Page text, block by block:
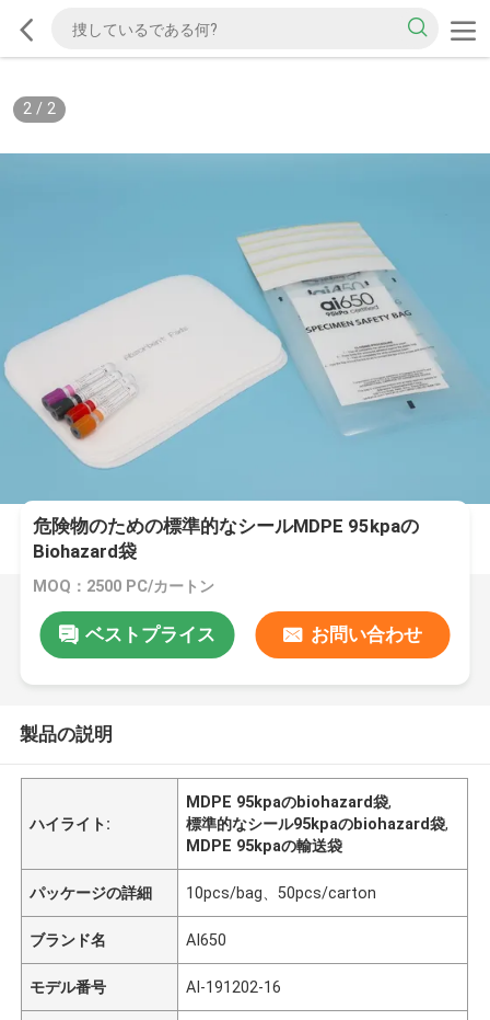
2/ 2
危険物のための標準的なシールMDPE 95kpaの
Biohazard袋
MOQ：2500 PC/カートン
ベストプライス お問い合わせ
製品の説明
ハイライト:
MDPE 95kpaのbiohazard袋,
標準的なシール95kpaのbiohazard袋,
MDPE 95kpaの輸送袋
パッケージの詳細 10pcs/bag、50pcs/carton
ブランド名 AI650
モデル番号 AI-191202-16